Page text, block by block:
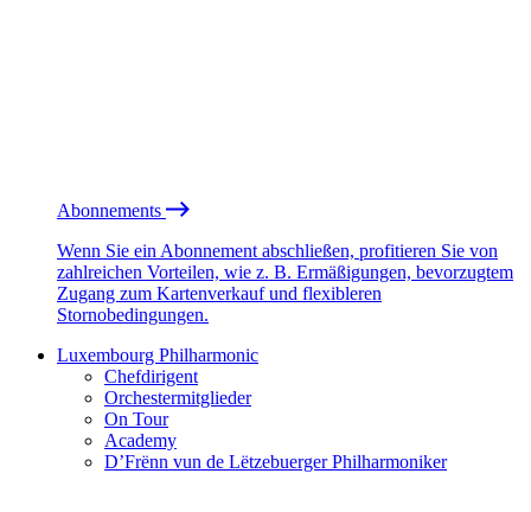
Abonnements
Wenn Sie ein Abonnement abschließen, profitieren Sie von
zahlreichen Vorteilen, wie z. B. Ermäßigungen, bevorzugtem
Zugang zum Kartenverkauf und flexibleren
Stornobedingungen.
Luxembourg Philharmonic
Chefdirigent
Orchestermitglieder
On Tour
Academy
D’Frënn vun de Lëtzebuerger Philharmoniker